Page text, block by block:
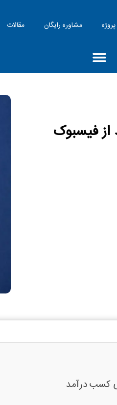
مشاوره رایگان مقالات
فیسبوک
کسب درآمد